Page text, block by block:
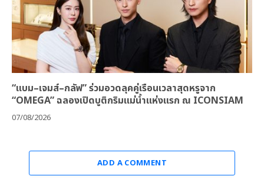
“แบม–เจมส์–กลัฟ” ร่วมอวดลุคคู่เรือนเวลาสุดหรูจาก
“OMEGA” ฉลองเปิดบูติกริมแม่น้ำแห่งแรก ณ ICONSIAM
07/08/2026
ADD A COMMENT